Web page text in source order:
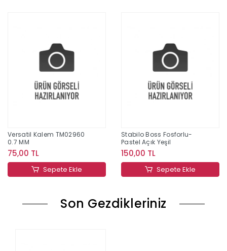
Versatil Kalem TM02960
0.7 MM
75,00 TL
Sepete Ekle
Stabilo Boss Fosforlu-
Pastel Açık Yeşil
150,00 TL
Sepete Ekle
Son Gezdikleriniz